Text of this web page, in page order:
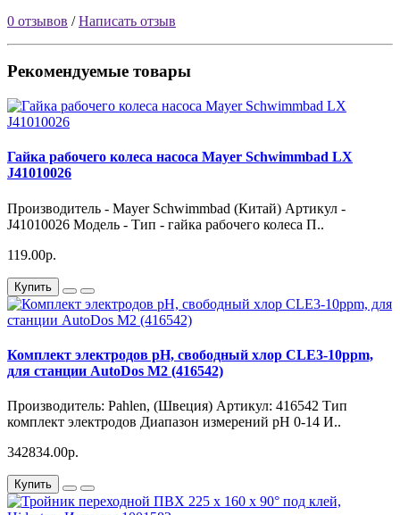
0 отзывов /Написать отзыв
Рекомендуемые товары
Гайка рабочего колеса насоса Mayer Schwimmbad LX
J41010026
Производитель - Mayer Schwimmbad (Китай) Артикул -
J41010026 Модель - Тип - гайка рабочего колеса П..
119.00р.
Купить
Комплект электродов pH, свободный хлор CLE3-10ppm,
для станции AutoDos M2 (416542)
Производитель: Pahlen, (Швеция) Артикул: 416542 Тип
комплект электродов Диапазон измерений pH 0-14 И..
342834.00р.
Купить